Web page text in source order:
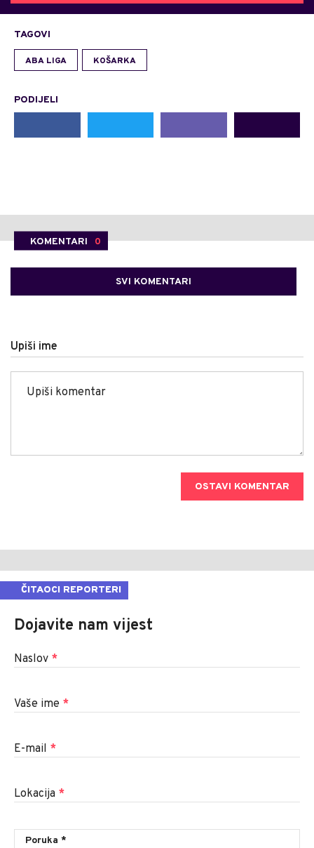
TAGOVI
ABA LIGA KOŠARKA
PODIJELI
KOMENTARI 0
SVI KOMENTARI
Upiši ime
OSTAVI KOMENTAR
ČITAOCI REPORTERI
Dojavite nam vijest
Naslov *
Vaše ime *
E-mail *
Lokacija *